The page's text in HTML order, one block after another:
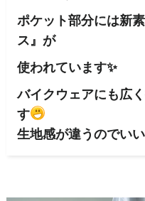
ポケット部分には新
ス』が
使われています✨
バイクウェアにも広
す
生地感が違うのでい